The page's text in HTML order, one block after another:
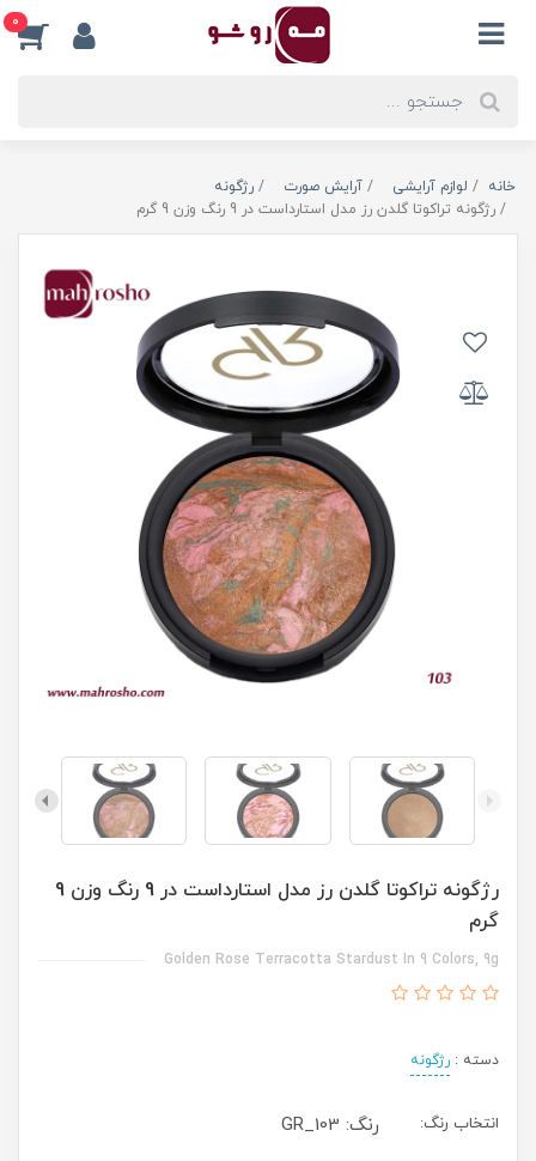
0
خانه لوازم آرایشی آرایش صورت
رژگونه
رژگونه تراکوتا گلدن رز مدل استارداست در 9 رنگ وزن 9 گرم
رژگونه تراکوتا گلدن رز مدل استارداست در 9 رنگ وزن 9
گرم
Golden Rose Terracotta Stardust In 9 Colors, 9g
دسته : رژگونه
انتخاب رنگ: رنگ: GR_103